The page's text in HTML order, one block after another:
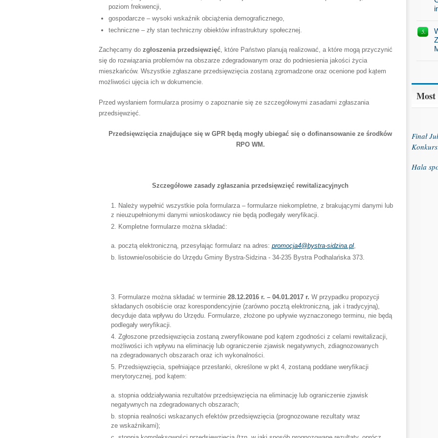
poziom frekwencji,
gospodarcze – wysoki wskaźnik obciążenia demograficznego,
techniczne – zły stan techniczny obiektów infrastruktury społecznej.
Zachęcamy do zgłoszenia przedsięwzięć, które Państwo planują realizować, a które mogą przyczynić
się do rozwiązania problemów na obszarze zdegradowanym oraz do podniesienia jakości życia
mieszkańców. Wszystkie zgłaszane przedsięwzięcia zostaną zgromadzone oraz ocenione pod kątem
możliwości ujęcia ich w dokumencie.
Przed wysłaniem formularza prosimy o zapoznanie się ze szczegółowymi zasadami zgłaszania
przedsięwzięć.
Przedsięwzięcia znajdujące się w GPR będą mogły ubiegać się o dofinansowanie ze środków
RPO WM.
Szczegółowe zasady zgłaszania przedsięwzięć rewitalizacyjnych
Należy wypełnić wszystkie pola formularza – formularze niekompletne, z brakującymi danymi lub
z nieuzupełnionymi danymi wnioskodawcy nie będą podlegały weryfikacji.
Kompletne formularze można składać:
pocztą elektroniczną, przesyłając formularz na adres: promocja4@bystra-sidzina.pl,
listownie/osobiście do Urzędu Gminy Bystra-Sidzina - 34-235 Bystra Podhalańska 373.
Formularze można składać w terminie 28.12.2016 r. – 04.01.2017 r. W przypadku propozycji
składanych osobiście oraz korespondencyjnie (zarówno pocztą elektroniczną, jak i tradycyjną),
decyduje data wpływu do Urzędu. Formularze, złożone po upływie wyznaczonego terminu, nie będą
podlegały weryfikacji.
Zgłoszone przedsięwzięcia zostaną zweryfikowane pod kątem zgodności z celami rewitalizacji,
możliwości ich wpływu na eliminację lub ograniczenie zjawisk negatywnych, zdiagnozowanych
na zdegradowanych obszarach oraz ich wykonalności.
Przedsięwzięcia, spełniające przesłanki, określone w pkt 4, zostaną poddane weryfikacji
merytorycznej, pod kątem:
stopnia oddziaływania rezultatów przedsięwzięcia na eliminację lub ograniczenie zjawisk
negatywnych na zdegradowanych obszarach;
stopnia realności wskazanych efektów przedsięwzięcia (prognozowane rezultaty wraz
ze wskaźnikami);
Most
Finał
Hala